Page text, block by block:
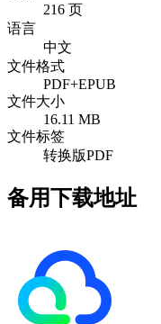
216 页
语言
中文
文件格式
PDF+EPUB
文件大小
16.11 MB
文件标签
转换版PDF
备用下载地址